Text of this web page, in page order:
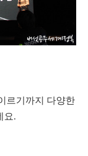
르기까지 다양한
요.